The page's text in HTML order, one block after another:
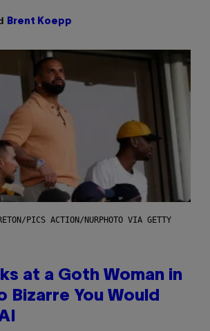
Brent Koepp
PICS ACTION/NURPHOTO VIA GETTY
at a Goth Woman in
Bizarre You Would